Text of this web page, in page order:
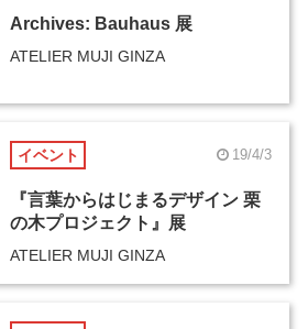
Archives: Bauhaus 展
ATELIER MUJI GINZA
イベント 19/4/3
『言葉からはじまるデザイン 栗
の木プロジェクト』展
ATELIER MUJI GINZA